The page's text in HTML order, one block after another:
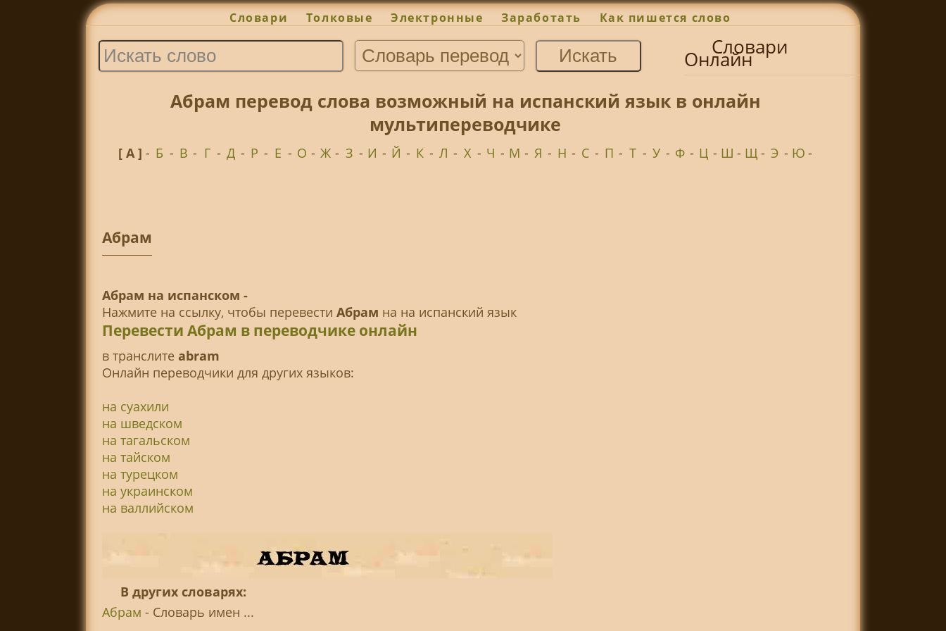
Словари Толковые Электронные Заработать Как пишется слово
Словари
Онлайн
Абрам перевод слова возможный на испанский язык в онлайн
мультипереводчике
[ А ]- Б - В - Г - Д - Р - Е - О - Ж - З - И - Й - К - Л - Х - Ч - М - Я - Н - С - П - Т - У - Ф - Ц - Ш - Щ- Э - Ю-
Абрам
Абрам на испанском -
Нажмите на ссылку, чтобы перевести Абрам на на испанский язык
Перевести Абрам в переводчике онлайн
в транслитe abram
Онлайн переводчики для других языков:
на суахили
на шведском
на тагальском
на тайском
на турецком
на украинском
на валлийском
В других словарях:
Абрам - Словарь имен ...